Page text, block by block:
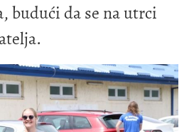
budući da se na utrci